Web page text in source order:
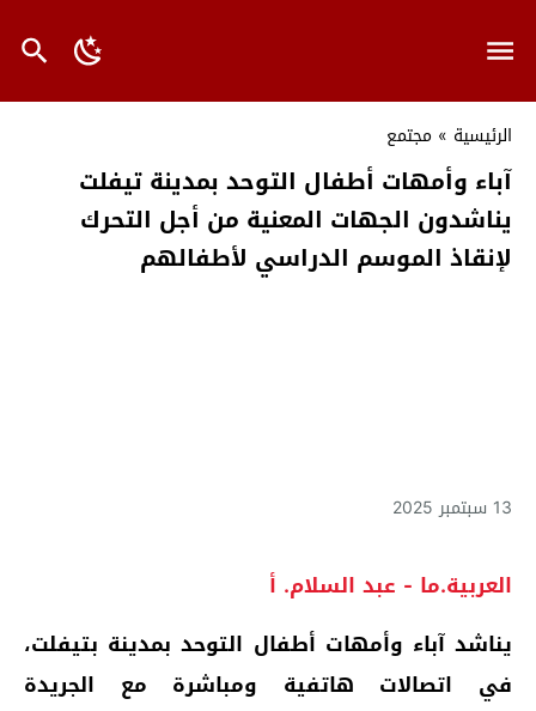
الرئيسية » مجتمع
آباء وأمهات أطفال التوحد بمدينة تيفلت
يناشدون الجهات المعنية من أجل التحرك
لإنقاذ الموسم الدراسي لأطفالهم
13 سبتمبر 2025
العربية.ما - عبد السلام. أ
يناشد آباء وأمهات أطفال التوحد بمدينة بتيفلت،
في اتصالات هاتفية ومباشرة مع الجريدة